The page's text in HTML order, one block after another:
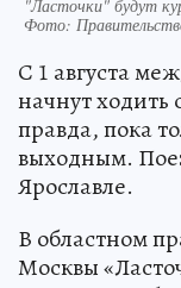
"Ласточки" будут
Фото:
С 1 августа
начнут ходить
правда, пока
выходным.
Ярославле.
В областном
Москвы